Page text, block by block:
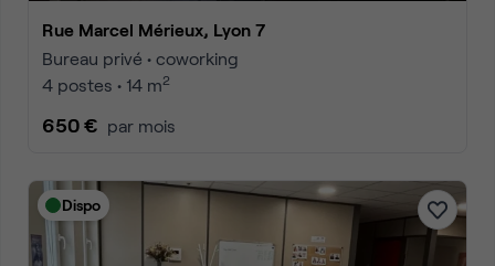
Rue Marcel Mérieux, Lyon 7
Bureau privé • coworking
4 postes • 14 m2
650 € par mois
Dispo